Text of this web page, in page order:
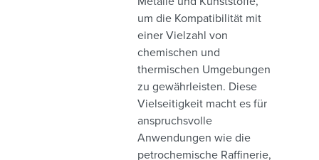
um die Kompatibilität mit
einer Vielzahl von
chemischen und
thermischen Umgebungen
zu gewährleisten. Diese
Vielseitigkeit macht es für
anspruchsvolle
Anwendungen wie die
petrochemische Raffinerie,